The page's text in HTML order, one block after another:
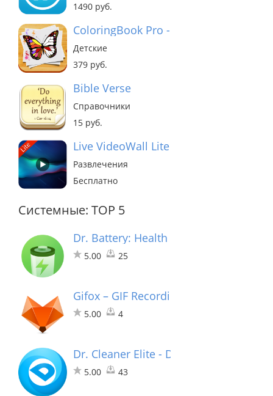
1490 руб.
ColoringBook Pro - Play and Learn
Детские
379 руб.
Bible Verse
Справочники
15 руб.
Live VideoWall Lite
Развлечения
Бесплатно
Системные: TOP 5
Dr. Battery: Health Monitor
5.00 25
Gifox – GIF Recording & Shari…
5.00 4
Dr. Cleaner Elite - Disk, Memory,
5.00 43